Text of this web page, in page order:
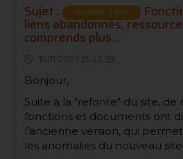
Sujet : DEMANDE D’AIDE
liens abandonnés,
comprends plus...
19/11/2023 15:43:59
Bonjour,
Suite à la "refonte" du site, de
fonctions et documents ont
l'ancienne version, qui
les anomalies du nouveau